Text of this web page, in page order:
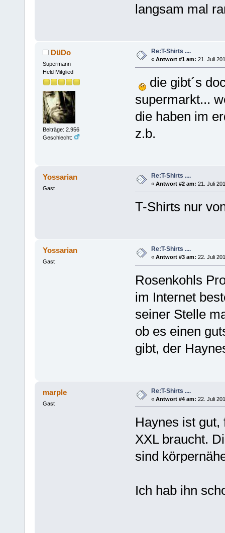
langsam mal
DüDo
Supermann
Held Mitglied
Beiträge: 2.956
Geschlecht:
Re:T-Shirts ....
« Antwort #1 am: 21. Juli
die gibt´s
supermarkt...
die haben im
z.b.
Yossarian
Gast
Re:T-Shirts ....
« Antwort #2 am: 21. Juli
T-Shirts nur
Yossarian
Gast
Re:T-Shirts ....
« Antwort #3 am: 22. Juli
Rosenkohls
im Internet
seiner Stelle
ob es einen
gibt, der
marple
Gast
Re:T-Shirts ....
« Antwort #4 am: 22. Juli
Haynes ist
XXL braucht.
sind
Ich hab ihn